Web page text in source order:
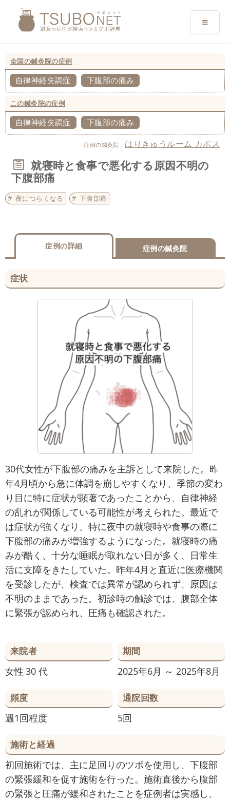
全国の鍼灸院の症例
自律神経失調症 下腹部の痛み
この鍼灸院の症例
自律神経失調症 下腹部の痛み
症例の鍼灸院： はりきゅうルーム カポス
就寝時と食事で悪化する原因不明の
下腹部痛
夜につらくなる 下腹部痛
症例の詳細 症例の鍼灸院
症状
30代女性が下腹部の痛みを主訴として来院した。昨
年4月頃から急に体調を崩しやすくなり、季節の変わ
り目に特に症状が顕著であったことから、自律神経
の乱れが関係している可能性が考えられた。最近で
は症状が強くなり、特に夜中の就寝時や食事の際に
下腹部の痛みが増強するようになった。就寝時の痛
みが酷く、十分な睡眠が取れない日が多く、日常生
活に支障をきたしていた。昨年4月と直近に医療機関
を受診したが、検査では異常が認められず、原因は
不明のままであった。初診時の触診では、腹部全体
に緊張が認められ、圧痛も確認された。
来院者
女性 30 代
期間
2025年6月 ～ 2025年8月
頻度
週1回程度
通院回数
5回
施術と経過
初回施術では、主に足回りのツボを使用し、下腹部
の緊張緩和を促す施術を行った。施術直後から腹部
の緊張と圧痛が緩和されたことを症例者は実感し、